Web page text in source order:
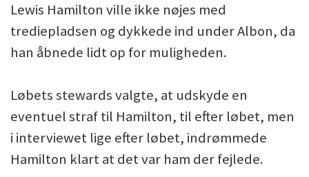
Lewis Hamilton ville ikke nøjes med
trediepladsen og dykkede ind under Albon, da
han åbnede lidt op for muligheden.
Løbets stewards valgte, at udskyde en
eventuel straf til Hamilton, til efter løbet, men
i interviewet lige efter løbet, indrømmede
Hamilton klart at det var ham der fejlede.